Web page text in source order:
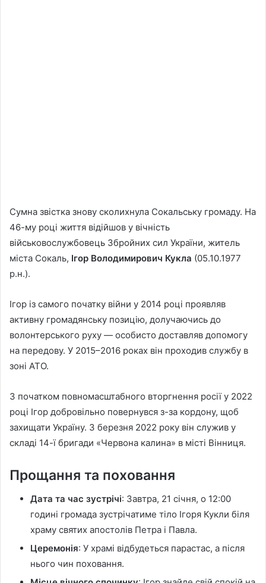
Сумна звістка знову сколихнула Сокальську громаду. На
46-му році життя відійшов у вічність
військовослужбовець Збройних сил України, житель
міста Сокаль, Ігор Володимирович Кукла (05.10.1977
р.н.).
Ігор із самого початку війни у 2014 році проявляв
активну громадянську позицію, долучаючись до
волонтерського руху — особисто доставляв допомогу
на передову. У 2015–2016 роках він проходив службу в
зоні АТО.
З початком повномасштабного вторгнення росії у 2022
році Ігор добровільно повернувся з-за кордону, щоб
захищати Україну. З березня 2022 року він служив у
складі 14-ї бригади «Червона калина» в місті Вінниця.
Прощання та поховання
Дата та час зустрічі: Завтра, 21 січня, о 12:00
годині громада зустрічатиме тіло Ігоря Кукли біля
храму святих апостолів Петра і Павла.
Церемонія: У храмі відбудеться парастас, а після
нього чин поховання.